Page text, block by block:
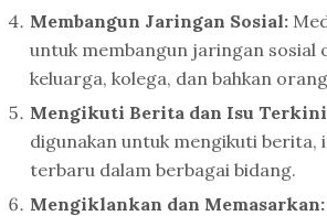
Membangun Jaringan Sosial:
untuk membangun jaringan sosial
keluarga, kolega, dan bahkan
Mengikuti Berita dan Isu
digunakan untuk mengikuti
terbaru dalam berbagai bidang.
Mengiklankan dan Memasarkan: